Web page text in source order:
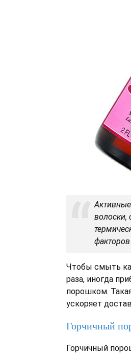
волоски,
Чтобы смыть
раза, иногда
порошком.
ускоряет
Горчичный
Горчичный